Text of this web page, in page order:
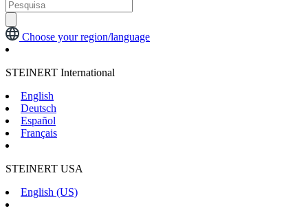
Choose your region/language
STEINERT International
English
Deutsch
Español
Français
STEINERT USA
English (US)